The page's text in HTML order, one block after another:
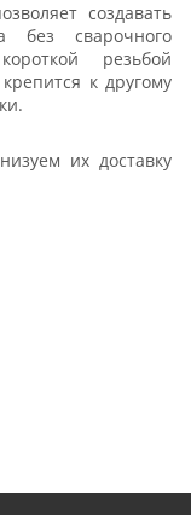
создавать
без сварочного
резьбой
к другому
их доставку